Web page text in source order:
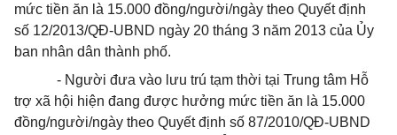
mức tiền ăn là 15.000 đồng/người/ngày theo Quyết định
số 12/2013/QĐ-UBND ngày 20 tháng 3 năm 2013 của Ủy
ban nhân dân thành phố.
- Người đưa vào lưu trú tạm thời tại Trung tâm Hỗ
trợ xã hội hiện đang được hưởng mức tiền ăn là 15.000
đồng/người/ngày theo Quyết định số 87/2010/QĐ-UBND